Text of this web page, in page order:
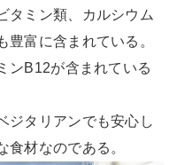
タミン類、カルシウム
豊富に含まれている。
ンB12が含まれている
ジタリアンでも安心し
食材なのである。